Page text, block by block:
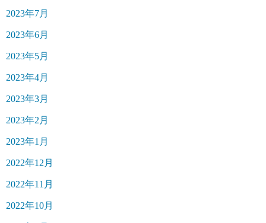
2023年7月
2023年6月
2023年5月
2023年4月
2023年3月
2023年2月
2023年1月
2022年12月
2022年11月
2022年10月